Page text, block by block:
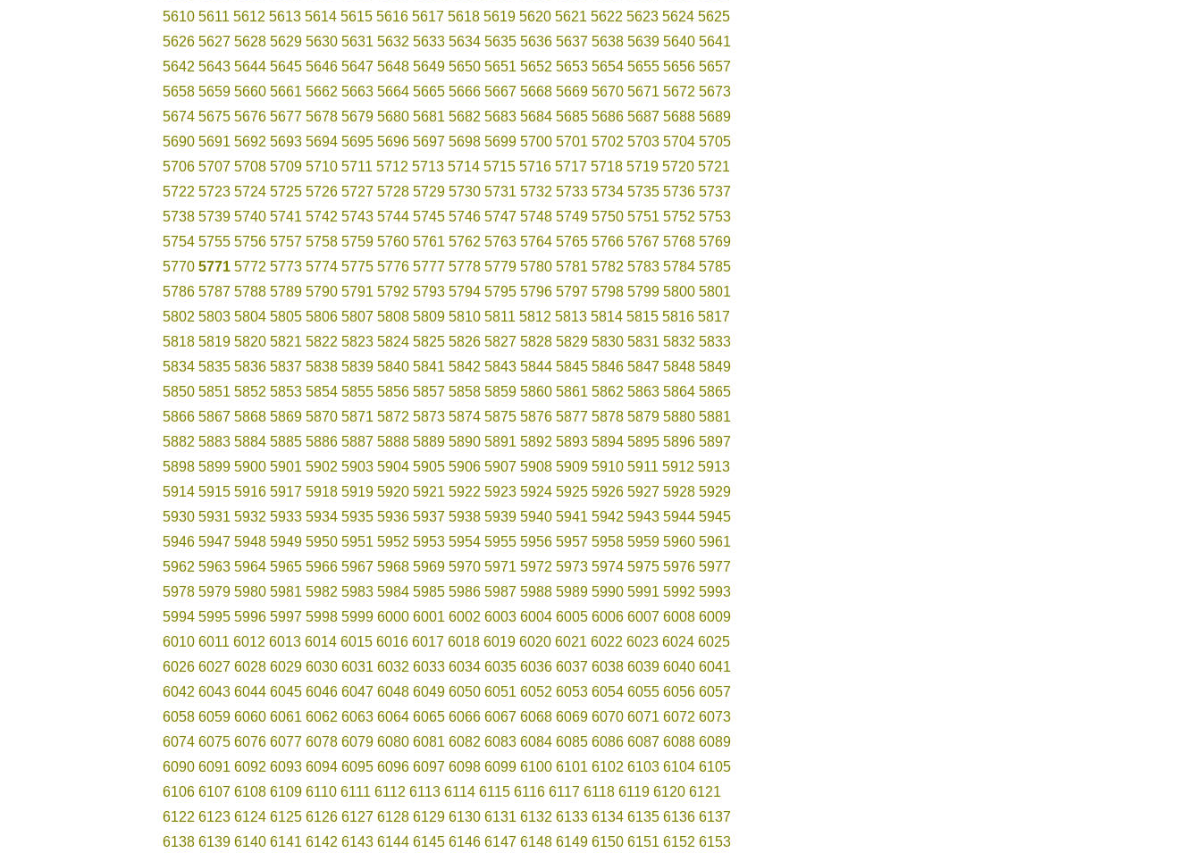
5610 5611 5612 5613 5614 5615 5616 5617 5618 5619 5620 5621 5622 5623 5624 5625
5626 5627 5628 5629 5630 5631 5632 5633 5634 5635 5636 5637 5638 5639 5640 5641
5642 5643 5644 5645 5646 5647 5648 5649 5650 5651 5652 5653 5654 5655 5656 5657
5658 5659 5660 5661 5662 5663 5664 5665 5666 5667 5668 5669 5670 5671 5672 5673
5674 5675 5676 5677 5678 5679 5680 5681 5682 5683 5684 5685 5686 5687 5688 5689
5690 5691 5692 5693 5694 5695 5696 5697 5698 5699 5700 5701 5702 5703 5704 5705
5706 5707 5708 5709 5710 5711 5712 5713 5714 5715 5716 5717 5718 5719 5720 5721
5722 5723 5724 5725 5726 5727 5728 5729 5730 5731 5732 5733 5734 5735 5736 5737
5738 5739 5740 5741 5742 5743 5744 5745 5746 5747 5748 5749 5750 5751 5752 5753
5754 5755 5756 5757 5758 5759 5760 5761 5762 5763 5764 5765 5766 5767 5768 5769
5770 5771 5772 5773 5774 5775 5776 5777 5778 5779 5780 5781 5782 5783 5784 5785
5786 5787 5788 5789 5790 5791 5792 5793 5794 5795 5796 5797 5798 5799 5800 5801
5802 5803 5804 5805 5806 5807 5808 5809 5810 5811 5812 5813 5814 5815 5816 5817
5818 5819 5820 5821 5822 5823 5824 5825 5826 5827 5828 5829 5830 5831 5832 5833
5834 5835 5836 5837 5838 5839 5840 5841 5842 5843 5844 5845 5846 5847 5848 5849
5850 5851 5852 5853 5854 5855 5856 5857 5858 5859 5860 5861 5862 5863 5864 5865
5866 5867 5868 5869 5870 5871 5872 5873 5874 5875 5876 5877 5878 5879 5880 5881
5882 5883 5884 5885 5886 5887 5888 5889 5890 5891 5892 5893 5894 5895 5896 5897
5898 5899 5900 5901 5902 5903 5904 5905 5906 5907 5908 5909 5910 5911 5912 5913
5914 5915 5916 5917 5918 5919 5920 5921 5922 5923 5924 5925 5926 5927 5928 5929
5930 5931 5932 5933 5934 5935 5936 5937 5938 5939 5940 5941 5942 5943 5944 5945
5946 5947 5948 5949 5950 5951 5952 5953 5954 5955 5956 5957 5958 5959 5960 5961
5962 5963 5964 5965 5966 5967 5968 5969 5970 5971 5972 5973 5974 5975 5976 5977
5978 5979 5980 5981 5982 5983 5984 5985 5986 5987 5988 5989 5990 5991 5992 5993
5994 5995 5996 5997 5998 5999 6000 6001 6002 6003 6004 6005 6006 6007 6008 6009
6010 6011 6012 6013 6014 6015 6016 6017 6018 6019 6020 6021 6022 6023 6024 6025
6026 6027 6028 6029 6030 6031 6032 6033 6034 6035 6036 6037 6038 6039 6040 6041
6042 6043 6044 6045 6046 6047 6048 6049 6050 6051 6052 6053 6054 6055 6056 6057
6058 6059 6060 6061 6062 6063 6064 6065 6066 6067 6068 6069 6070 6071 6072 6073
6074 6075 6076 6077 6078 6079 6080 6081 6082 6083 6084 6085 6086 6087 6088 6089
6090 6091 6092 6093 6094 6095 6096 6097 6098 6099 6100 6101 6102 6103 6104 6105
6106 6107 6108 6109 6110 6111 6112 6113 6114 6115 6116 6117 6118 6119 6120 6121
6122 6123 6124 6125 6126 6127 6128 6129 6130 6131 6132 6133 6134 6135 6136 6137
6138 6139 6140 6141 6142 6143 6144 6145 6146 6147 6148 6149 6150 6151 6152 6153